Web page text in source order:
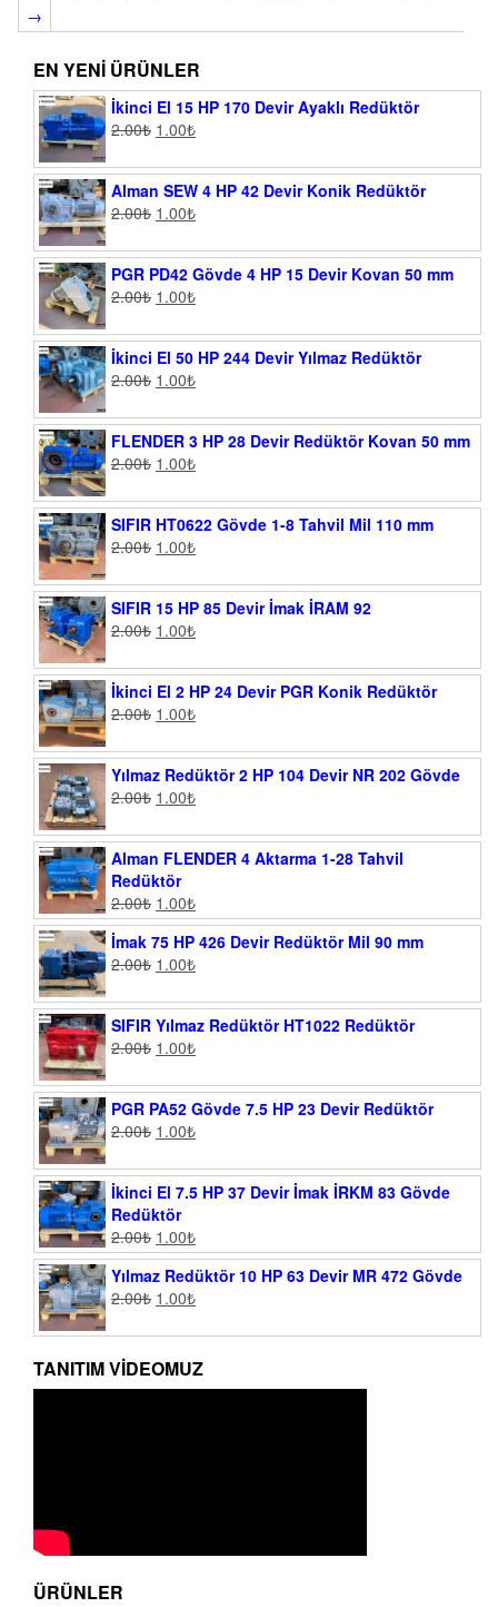
→
EN YENI ÜRÜNLER
İkinci El 15 HP 170 Devir Ayaklı Redüktör
2.00₺ 1.00₺
Alman SEW 4 HP 42 Devir Konik Redüktör
2.00₺ 1.00₺
PGR PD42 Gövde 4 HP 15 Devir Kovan 50 mm
2.00₺ 1.00₺
İkinci El 50 HP 244 Devir Yılmaz Redüktör
2.00₺ 1.00₺
FLENDER 3 HP 28 Devir Redüktör Kovan 50 mm
2.00₺ 1.00₺
SIFIR HT0622 Gövde 1-8 Tahvil Mil 110 mm
2.00₺ 1.00₺
SIFIR 15 HP 85 Devir İmak İRAM 92
2.00₺ 1.00₺
İkinci El 2 HP 24 Devir PGR Konik Redüktör
2.00₺ 1.00₺
Yılmaz Redüktör 2 HP 104 Devir NR 202 Gövde
2.00₺ 1.00₺
Alman FLENDER 4 Aktarma 1-28 Tahvil
Redüktör
2.00₺ 1.00₺
İmak 75 HP 426 Devir Redüktör Mil 90 mm
2.00₺ 1.00₺
SIFIR Yılmaz Redüktör HT1022 Redüktör
2.00₺ 1.00₺
PGR PA52 Gövde 7.5 HP 23 Devir Redüktör
2.00₺ 1.00₺
İkinci El 7.5 HP 37 Devir İmak İRKM 83 Gövde
Redüktör
2.00₺ 1.00₺
Yılmaz Redüktör 10 HP 63 Devir MR 472 Gövde
2.00₺ 1.00₺
TANITIM VIDEOMUZ
ÜRÜNLER